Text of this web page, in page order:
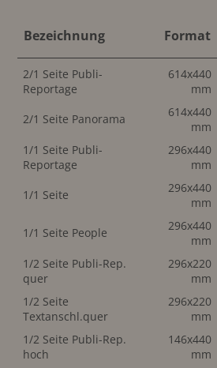
Bezeichnung Format
2/1 Seite Publi-
Reportage
614x440
mm
2/1 Seite Panorama
614x440
mm
1/1 Seite Publi-
Reportage
296x440
mm
1/1 Seite
296x440
mm
1/1 Seite People
296x440
mm
1/2 Seite Publi-Rep.
quer
296x220
mm
1/2 Seite
Textanschl.quer
296x220
mm
1/2 Seite Publi-Rep.
hoch
146x440
mm